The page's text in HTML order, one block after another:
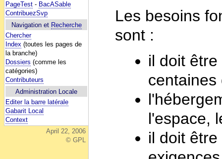
PageTest - BacASable
ContribuezSvp
Navigation et Recherche
Chercher
Index (toutes les pages de
la branche)
Dossiers (comme les
catégories)
Contributeurs
Administration Locale
Editer la barre latérale
Gabarit Local
Context
April 22, 2006
© GPL
Les besoins
sont :
il doit
centaines
l'espace,
il doit